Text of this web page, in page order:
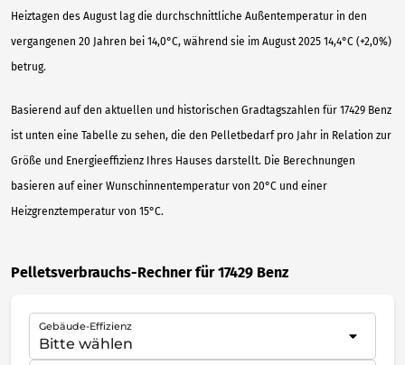
Heiztagen des August lag die durchschnittliche Außentemperatur in den
vergangenen 20 Jahren bei 14,0°C, während sie im August 2025 14,4°C (+2,0%)
betrug.
Basierend auf den aktuellen und historischen Gradtagszahlen für 17429 Benz
ist unten eine Tabelle zu sehen, die den Pelletbedarf pro Jahr in Relation zur
Größe und Energieeffizienz Ihres Hauses darstellt. Die Berechnungen
basieren auf einer Wunschinnentemperatur von 20°C und einer
Heizgrenztemperatur von 15°C.
Pelletsverbrauchs-Rechner für 17429 Benz
Gebäude-Effizienz